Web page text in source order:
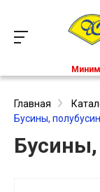
Главная
Бусины,